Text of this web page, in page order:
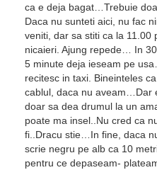
ca e deja bagat…Trebuie
Daca nu sunteti aici, nu fac
veniti, dar sa stiti ca la 11.00
nicaieri. Ajung repede… In
5 minute deja ieseam pe
recitesc in taxi. Bineinteles
cablul, daca nu aveam…Dar
doar sa dea drumul la un
poate ma insel..Nu cred ca
fi..Dracu stie…In fine, daca
scrie negru pe alb ca 10
pentru ce depaseam-